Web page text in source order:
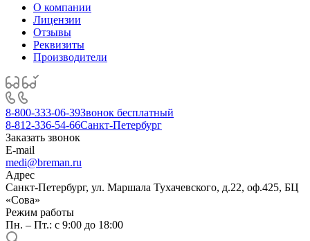
О компании
Лицензии
Отзывы
Реквизиты
Производители
8-800-333-06-39Звонок бесплатный
8-812-336-54-66Санкт-Петербург
Заказать звонок
E-mail
medi@breman.ru
Адрес
Санкт-Петербург, ул. Маршала Тухачевского, д.22, оф.425, БЦ
«Сова»
Режим работы
Пн. – Пт.: с 9:00 до 18:00